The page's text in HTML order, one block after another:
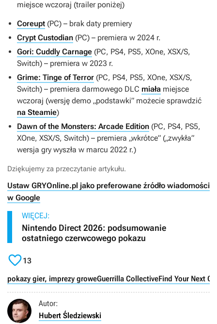
miejsce wczoraj (trailer poniżej)
Coreupt (PC) – brak daty premiery
Crypt Custodian (PC) – premiera w 2024 r.
Gori: Cuddly Carnage (PC, PS4, PS5, XOne, XSX/S,
Switch) – premiera w 2023 r.
Grime: Tinge of Terror (PC, PS4, PS5, XOne, XSX/S,
Switch) – premiera darmowego DLC miała miejsce
wczoraj (wersję demo „podstawki” możecie sprawdzić
na Steamie)
Dawn of the Monsters: Arcade Edition (PC, PS4, PS5,
XOne, XSX/S, Switch) – premiera „wkrótce” („zwykła”
wersja gry wyszła w marcu 2022 r.)
Dziękujemy za przeczytanie artykułu.
Ustaw GRYOnline.pl jako preferowane źródło wiadomości
w Google
WIĘCEJ:
Nintendo Direct 2026: podsumowanie
ostatniego czerwcowego pokazu
13
pokazy gier, imprezy groweGuerrilla CollectiveFind Your Next
Autor:
Hubert Śledziewski